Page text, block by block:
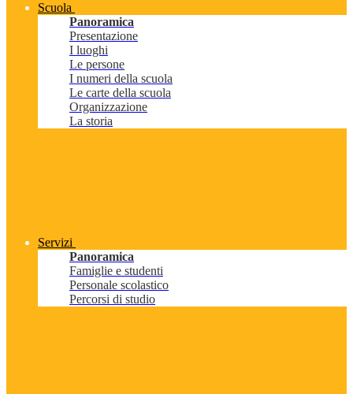
Scuola
Panoramica
Presentazione
I luoghi
Le persone
I numeri della scuola
Le carte della scuola
Organizzazione
La storia
Servizi
Panoramica
Famiglie e studenti
Personale scolastico
Percorsi di studio